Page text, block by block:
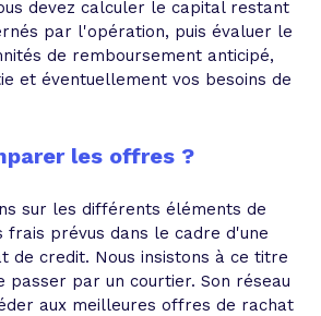
devez calculer le capital restant
par l'opération, puis évaluer le
de remboursement anticipé,
et éventuellement vos besoins de
les offres ?
sur les différents éléments de
frais prévus dans le cadre d'une
de credit. Nous insistons à ce titre
passer par un courtier. Son réseau
aux meilleures offres de rachat